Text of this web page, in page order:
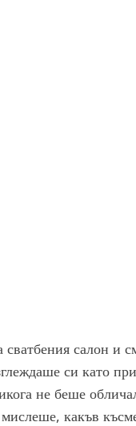
салон и
си като
не беше
какъв